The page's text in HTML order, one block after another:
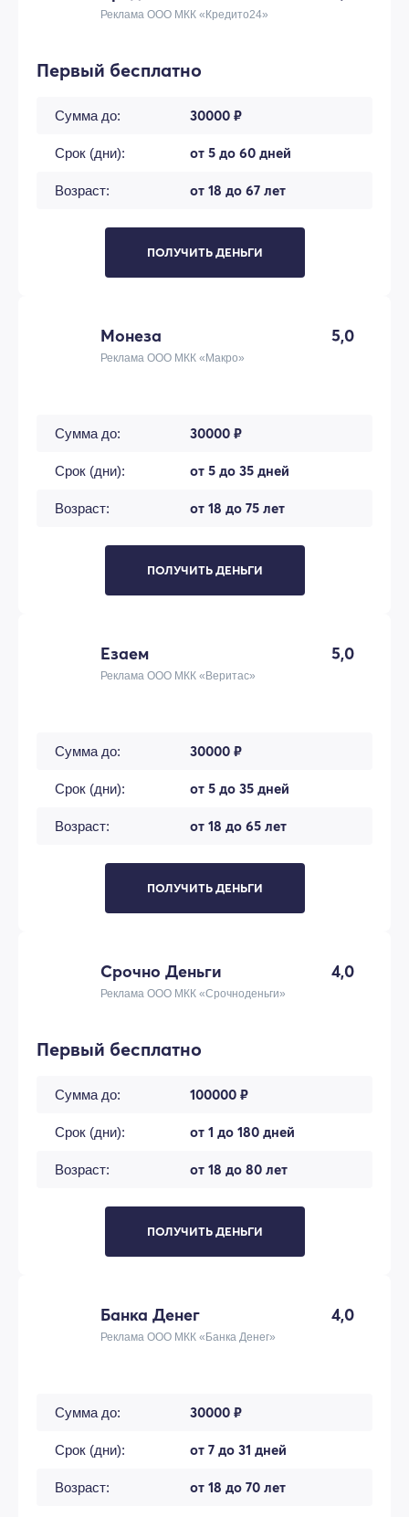
Реклама ООО МКК «Кредито24»
Первый бесплатно
Сумма до: 30000 ₽
Срок (дни): от 5 до 60 дней
Возраст: от 18 до 67 лет
ПОЛУЧИТЬ ДЕНЬГИ
Монеза 5,0
Реклама ООО МКК «Макро»
Сумма до: 30000 ₽
Срок (дни): от 5 до 35 дней
Возраст: от 18 до 75 лет
ПОЛУЧИТЬ ДЕНЬГИ
Езаем 5,0
Реклама ООО МКК «Веритас»
Сумма до: 30000 ₽
Срок (дни): от 5 до 35 дней
Возраст: от 18 до 65 лет
ПОЛУЧИТЬ ДЕНЬГИ
Срочно Деньги 4,0
Реклама ООО МКК «Срочноденьги»
Первый бесплатно
Сумма до: 100000 ₽
Срок (дни): от 1 до 180 дней
Возраст: от 18 до 80 лет
ПОЛУЧИТЬ ДЕНЬГИ
Банка Денег 4,0
Реклама ООО МКК «Банка Денег»
Сумма до: 30000 ₽
Срок (дни): от 7 до 31 дней
Возраст: от 18 до 70 лет